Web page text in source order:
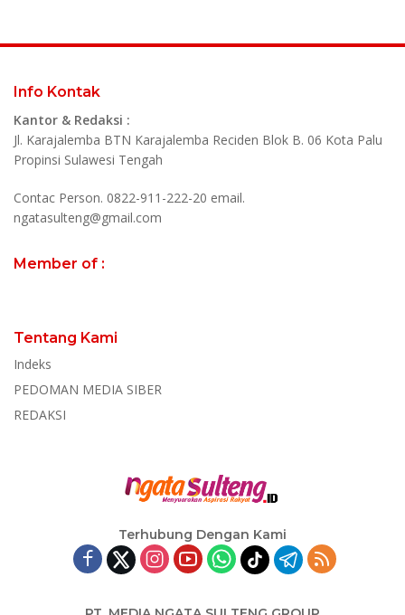
Info Kontak
Kantor & Redaksi :
Jl. Karajalemba BTN Karajalemba Reciden Blok B. 06 Kota Palu
Propinsi Sulawesi Tengah
Contac Person. 0822-911-222-20 email.
ngatasulteng@gmail.com
Member of :
Tentang Kami
Indeks
PEDOMAN MEDIA SIBER
REDAKSI
Terhubung Dengan Kami